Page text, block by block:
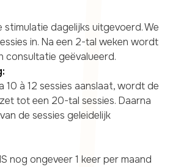
dagelijks uitgevoerd. We
in. Na een 2-tal weken wordt
geëvalueerd.
10 à 12 sessies aanslaat, wordt de
tot een 20-tal sessies. Daarna
de sessies geleidelijk
nog ongeveer 1 keer per maand